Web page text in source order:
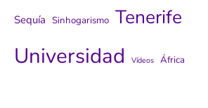
Sequía Sinhogarismo Tenerife
Universidad Vídeos África